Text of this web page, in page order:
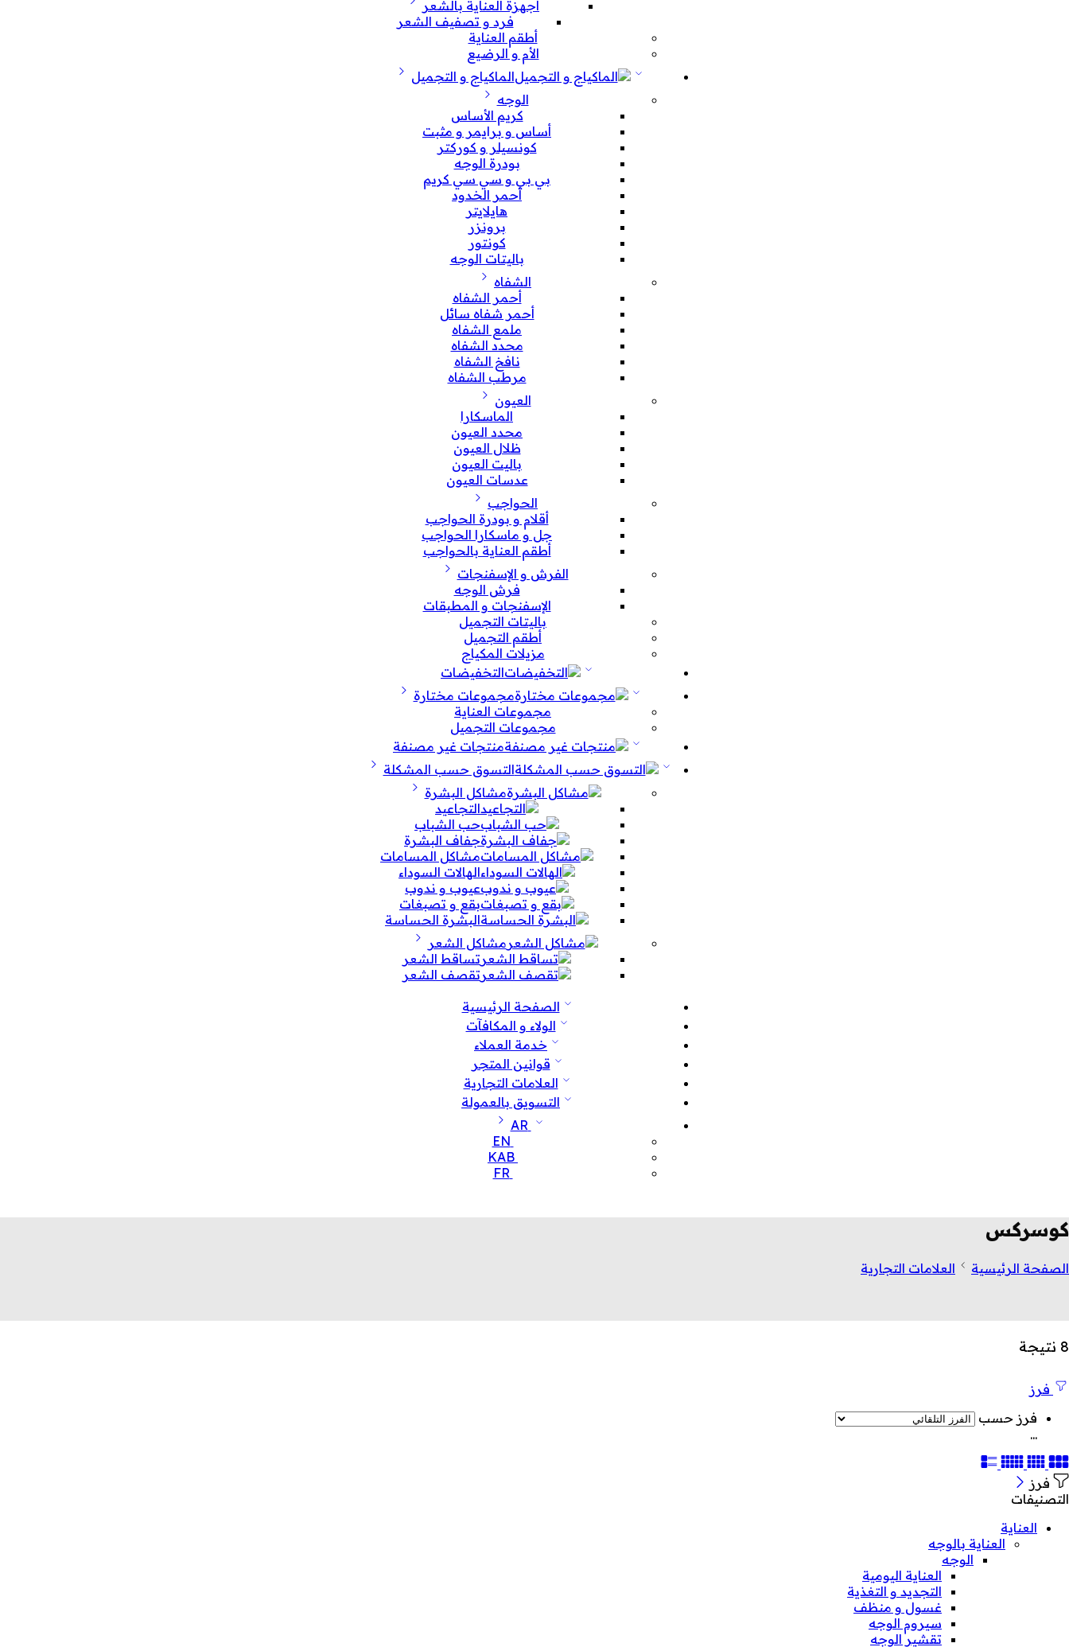
أجهزة العناية بالشعر
فرد و تصفيف الشعر
أطقم العناية
الأم و الرضيع
الماكياج و التجميل
الوجه
كريم الأساس
أساس و برايمر و مثبت
كونسيلر و كوركتر
بودرة الوجه
بي بي و سي سي كريم
أحمر الخدود
هايلايتر
برونزر
كونتور
باليتات الوجه
الشفاه
أحمر الشفاه
أحمر شفاه سائل
ملمع الشفاه
محدد الشفاه
نافخ الشفاه
مرطب الشفاه
العيون
الماسكارا
محدد العيون
ظلال العيون
باليت العيون
عدسات العيون
الحواجب
أقلام و بودرة الحواجب
جل و ماسكارا الحواجب
أطقم العناية بالحواجب
الفرش و الإسفنجات
فرش الوجه
الإسفنجات و المطبقات
باليتات التجميل
أطقم التجميل
مزيلات المكياج
التخفيضات
مجموعات مختارة
مجموعات العناية
مجموعات التجميل
منتجات غير مصنفة
التسوق حسب المشكلة
مشاكل البشرة
التجاعيد
حب الشباب
جفاف البشرة
مشاكل المسامات
الهالات السوداء
عيوب و ندوب
بقع و تصبغات
البشرة الحساسة
مشاكل الشعر
تساقط الشعر
تقصف الشعر
الصفحة الرئيسية
الولاء و المكافآت
خدمة العملاء
قوانين المتجر
العلامات التجارية
التسويق بالعمولة
AR
EN
KAB
FR
كوسركس
الصفحة الرئيسية العلامات التجارية
8 نتيجة
فرز
فرز حسب
...
فرز
التصنيفات
العناية
العناية بالوجه
الوجه
العناية اليومية
التجديد و التغذية
غسول و منظف
سيروم الوجه
تقشير الوجه